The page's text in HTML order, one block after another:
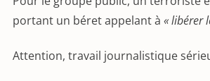
portant un béret appelant à « libérer
Attention, travail journalistique